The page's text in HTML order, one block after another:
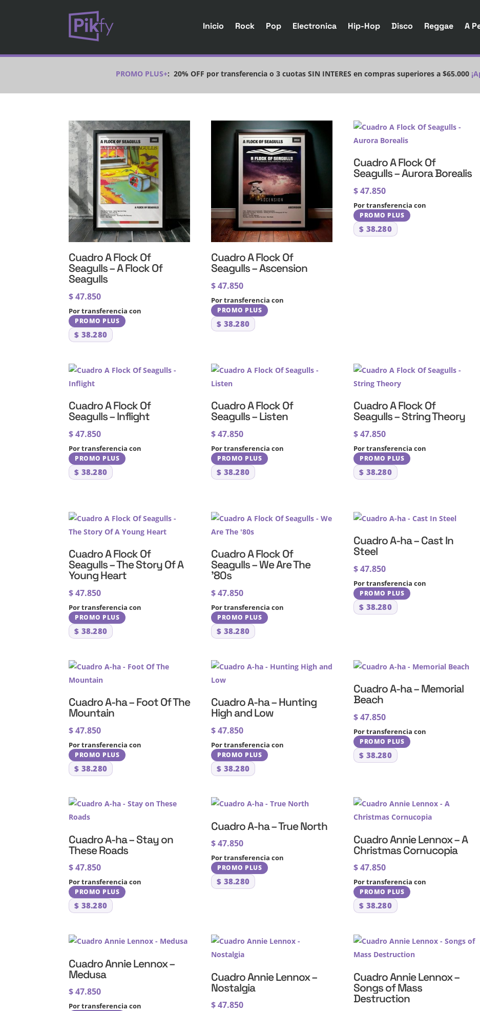
Inicio Rock Pop Electronica Hip-Hop Disco Reggae A
PROMO PLUS+: 20% OFF por transferencia o 3 cuotas SIN INTERES en compras superiores a $65.000
Cuadro A Flock Of
Seagulls – A Flock Of
Seagulls
$47.850
Por transferencia con
PROMO PLUS
$ 38.280
Cuadro A Flock Of
Seagulls – Ascension
$47.850
Por transferencia con
PROMO PLUS
$ 38.280
Cuadro A Flock Of
Seagulls – Aurora Borealis
$47.850
Por transferencia con
PROMO PLUS
$ 38.280
Cuadro A Flock Of
Seagulls – Inflight
$47.850
Por transferencia con
PROMO PLUS
$ 38.280
Cuadro A Flock Of
Seagulls – Listen
$47.850
Por transferencia con
PROMO PLUS
$ 38.280
Cuadro A Flock Of
Seagulls – String Theory
$47.850
Por transferencia con
PROMO PLUS
$ 38.280
Cuadro A Flock Of
Seagulls – The Story Of A
Young Heart
$47.850
Por transferencia con
PROMO PLUS
$ 38.280
Cuadro A Flock Of
Seagulls – We Are The
’80s
$47.850
Por transferencia con
PROMO PLUS
$ 38.280
Cuadro A-ha – Cast In
Steel
$47.850
Por transferencia con
PROMO PLUS
$ 38.280
Cuadro A-ha – Foot Of The
Mountain
$47.850
Por transferencia con
PROMO PLUS
$ 38.280
Cuadro A-ha – Hunting
High and Low
$47.850
Por transferencia con
PROMO PLUS
$ 38.280
Cuadro A-ha – Memorial
Beach
$47.850
Por transferencia con
PROMO PLUS
$ 38.280
Cuadro A-ha – Stay on
These Roads
$47.850
Por transferencia con
PROMO PLUS
$ 38.280
Cuadro A-ha – True North
$47.850
Por transferencia con
PROMO PLUS
$ 38.280
Cuadro Annie Lennox – A
Christmas Cornucopia
$47.850
Por transferencia con
PROMO PLUS
$ 38.280
Cuadro Annie Lennox –
Medusa
$47.850
Por transferencia con
Cuadro Annie Lennox –
Nostalgia
$47.850
Cuadro Annie Lennox –
Songs of Mass
Destruction